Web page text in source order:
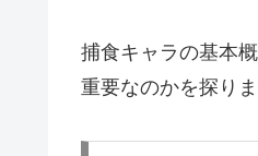
捕食キャラの基本
重要なのかを探りま